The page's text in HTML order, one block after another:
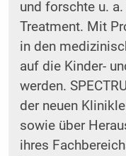
und forschte u.
Treatment. Mit
in den
auf die Kinder-
werden.
der neuen
sowie über
ihres